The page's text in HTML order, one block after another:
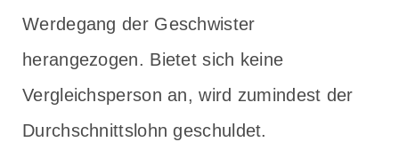
Werdegang der Geschwister
herangezogen. Bietet sich keine
Vergleichsperson an, wird zumindest der
Durchschnittslohn geschuldet.